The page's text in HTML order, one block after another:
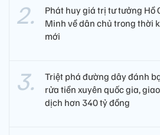
Phát huy giá trị tư tưởng Hồ
Minh về dân chủ trong thời
mới
Triệt phá đường dây đánh
rửa tiền xuyên quốc gia, giao
dịch hơn 340 tỷ đồng